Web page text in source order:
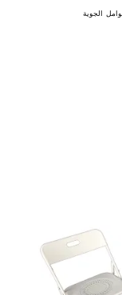
الجوية